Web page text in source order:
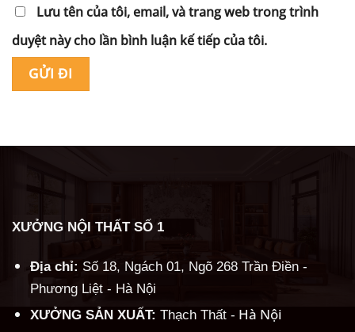
Lưu tên của tôi, email, và trang web trong trình
duyệt này cho lần bình luận kế tiếp của tôi.
XƯỞNG NỘI THẤT SỐ 1
Địa chỉ: Số 18, Ngách 01, Ngõ 268 Trần Điền -
Phương Liệt - Hà Nội
XƯỞNG SẢN XUẤT: Thạch Thất - Hà Nội